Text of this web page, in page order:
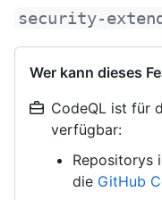
security-
Wer kann dieses
CodeQL ist für
verfügbar:
Repositorys
die GitHub